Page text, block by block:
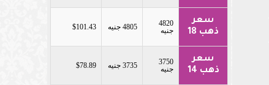
سعر
ذهب 18
4820
جنيه
4805 جنيه $101.43
سعر
ذهب 14
3750
جنيه
3735 جنيه $78.89